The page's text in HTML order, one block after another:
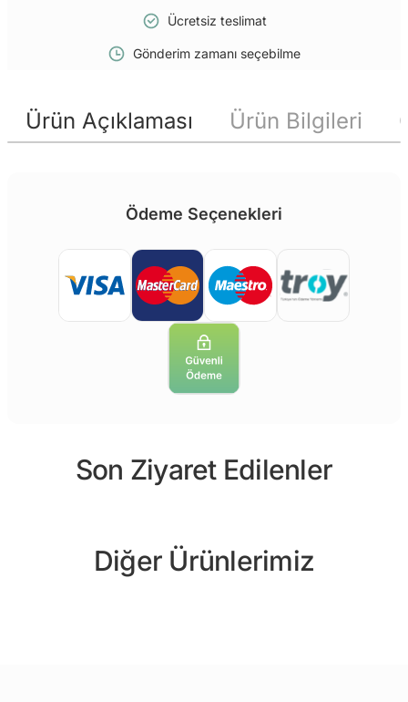
Ücretsiz teslimat
Gönderim zamanı seçebilme
Ürün Açıklaması Ürün Bilgileri
Ödeme Seçenekleri
Son Ziyaret Edilenler
Diğer Ürünlerimiz